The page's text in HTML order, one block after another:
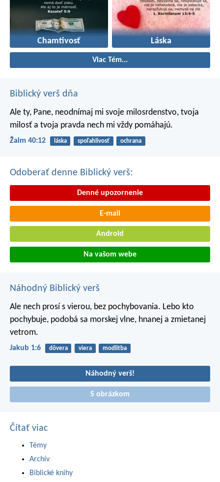
Chamtivosť Láska
Viac Tém...
Biblický verš dňa
Ale ty, Pane, neodnímaj mi svoje milosrdenstvo, tvoja
milosť a tvoja pravda nech mi vždy pomáhajú.
Žalm 40:12 láska spoľahlivosť ochrana
Odoberať denne Biblický verš:
Denné upozornenie
E-mail
Android
Na vašom webe
Náhodný Biblický verš
Ale nech prosí s vierou, bez pochybovania. Lebo kto
pochybuje, podobá sa morskej vlne, hnanej a zmietanej
vetrom.
Jakub 1:6 dôvera viera modlitba
Náhodný verš!
S obrázkom
Čítať viac
Témy
Archív
Biblické knihy